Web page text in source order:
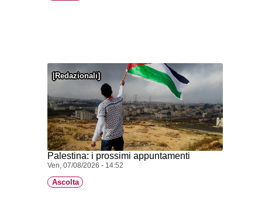
Palestina: i prossimi appuntamenti
Ven, 07/08/2026 - 14:52
Redazionali
Ascolta